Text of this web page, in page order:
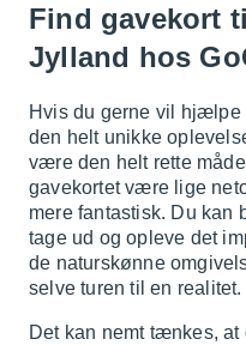
Find gavekort
Jylland hos
Hvis du gerne vil hjælpe
den helt unikke
være den helt rette
gavekortet være lige
mere fantastisk. Du kan
tage ud og opleve det
de naturskønne
selve turen til en realitet.
Det kan nemt tænkes,